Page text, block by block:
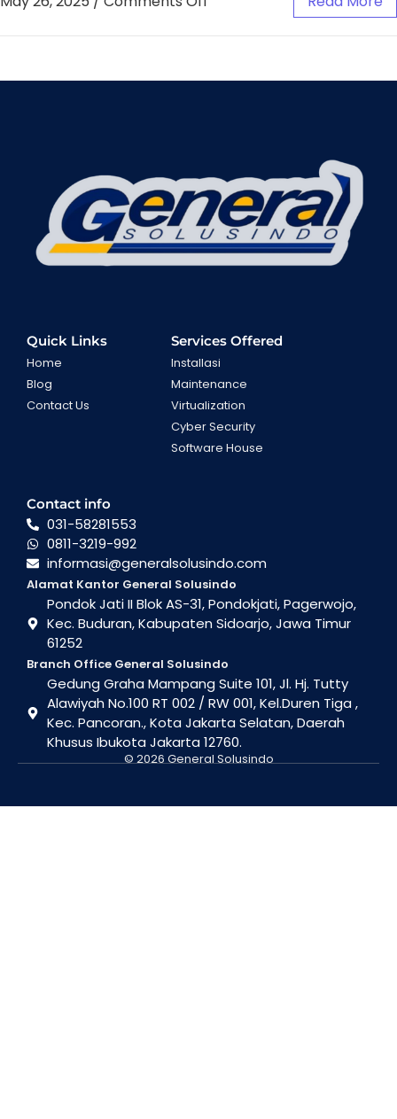
Quick Links
Home
Blog
Contact Us
Services Offered
Installasi
Maintenance
Virtualization
Cyber Security
Software House
Contact info
031-58281553
0811-3219-992
informasi@generalsolusindo.com
Alamat Kantor General Solusindo
Pondok Jati II Blok AS-31, Pondokjati, Pagerwojo,
Kec. Buduran, Kabupaten Sidoarjo, Jawa Timur
61252
Branch Office General Solusindo
Gedung Graha Mampang Suite 101, Jl. Hj. Tutty
Alawiyah No.100 RT 002 / RW 001, Kel.Duren Tiga ,
Kec. Pancoran., Kota Jakarta Selatan, Daerah
Khusus Ibukota Jakarta 12760.
© 2026 General Solusindo